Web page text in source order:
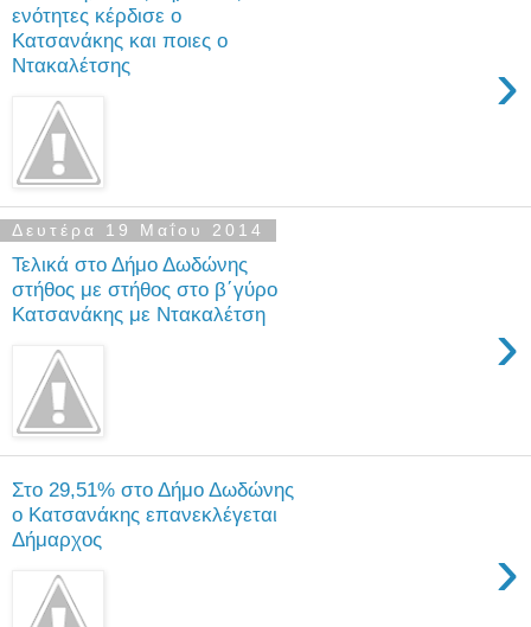
ενότητες κέρδισε ο
Κατσανάκης και ποιες ο
Ντακαλέτσης
›
Δευτέρα 19 Μαΐου 2014
Τελικά στο Δήμο Δωδώνης
στήθος με στήθος στο β΄γύρο
Κατσανάκης με Ντακαλέτση
›
Στο 29,51% στο Δήμο Δωδώνης
ο Κατσανάκης επανεκλέγεται
Δήμαρχος
›